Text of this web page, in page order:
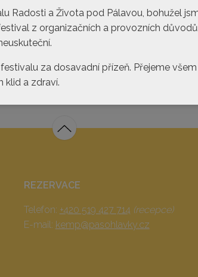
REZERVACE
Telefon: +420 519 427 714 (recepce)
E-mail: kemp@pasohlavky.cz
Radosti a Života pod Pálavou, bohužel
z organizačních a provozních
za dosavadní přízeň. Přejeme
klid a zdraví.